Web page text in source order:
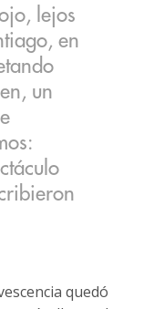
lejos
en
un
quedó